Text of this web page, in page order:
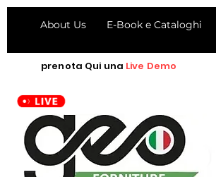
About Us E-Book e Cataloghi
prenota Qui una Live Demo